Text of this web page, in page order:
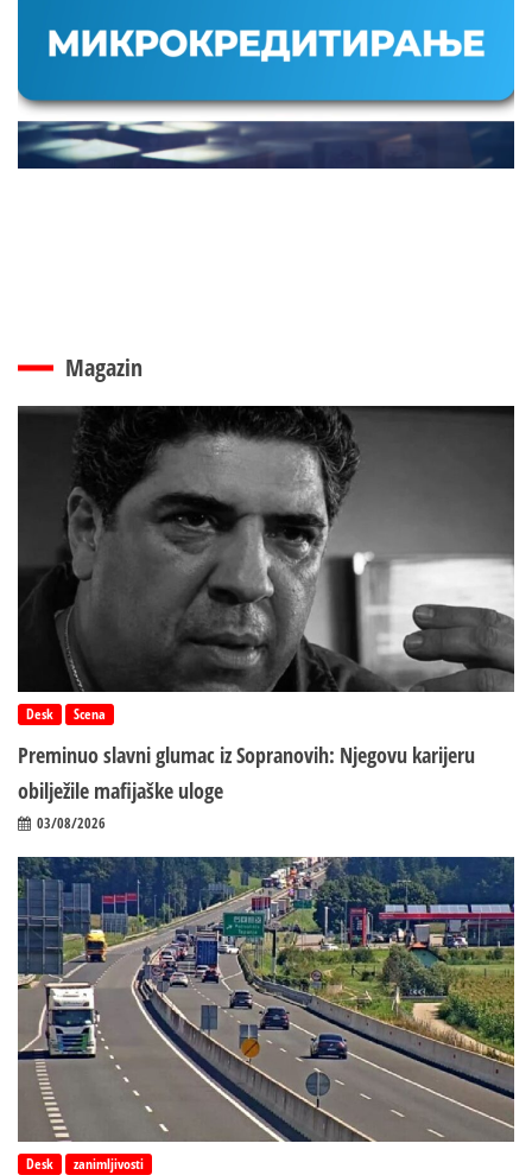
Magazin
Desk Scena
Preminuo slavni glumac iz Sopranovih: Njegovu karijeru
obilježile mafijaške uloge
03/08/2026
Desk zanimljivosti